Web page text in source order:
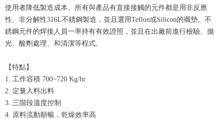
使用者降低製造成本。所有與產品有直接接觸的元件都是用非反應
性、非分解性316L不銹鋼製造，並且選用Teflon或Silicon的襯墊。不
銹鋼元件的焊接人員一率持有有效證照，並且在出廠前進行檢驗、拋
光、酸劑處理、和清潔等程式。
【特點】
1. 工作容積 700~720 Kg/hr
2. 定量入料出料
3. 三階段溫度控制
4. 原料流動順暢，乾燥效率高